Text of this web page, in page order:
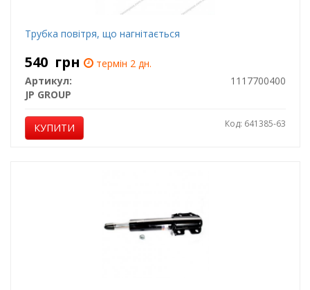
Трубка повітря, що нагнітається
540 грн
термін 2 дн.
Артикул:
1117700400
JP GROUP
КУПИТИ Код: 641385-63